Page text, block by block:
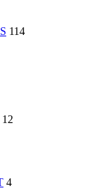
114
12
4